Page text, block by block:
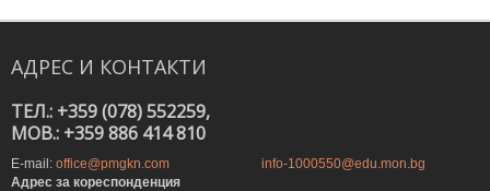
АДРЕС И КОНТАКТИ
ТЕЛ.: +359 (078) 552259,
MOB.: +359 886 414 810
E-mail: office@pmgkn.com
info-1000550@edu.mon.bg
Адрес за кореспонденция